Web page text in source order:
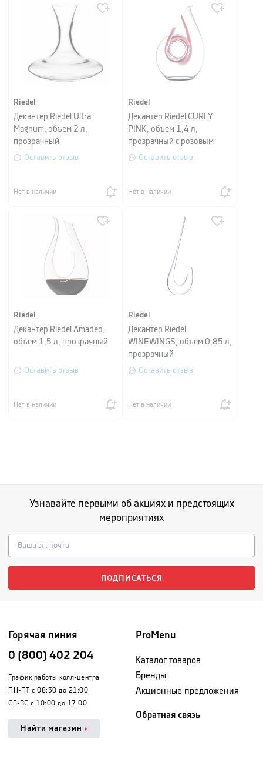
Riedel
Декантер Riedel Ultra
Magnum, объем 2 л,
прозрачный
Оставить отзыв
Нет в наличии
Riedel
Декантер Riedel CURLY
PINK, объем 1,4 л,
прозрачный с розовым
Оставить отзыв
Нет в наличии
Riedel
Декантер Riedel Amadeo,
объем 1,5 л, прозрачный
Оставить отзыв
Нет в наличии
Riedel
Декантер Riedel
WINEWINGS, объем 0,85 л,
прозрачный
Оставить отзыв
Нет в наличии
Узнавайте первыми об акциях и предстоящих
мероприятиях
ПОДПИСАТЬСЯ
Горячая линия
0 (800) 402 204
График работы колл-центра
ПН-ПТ с 08:30 до 21:00
СБ-ВС с 10:00 до 17:00
Найти магазин
ProMenu
Каталог товаров
Бренды
Акционные предложения
Обратная связь